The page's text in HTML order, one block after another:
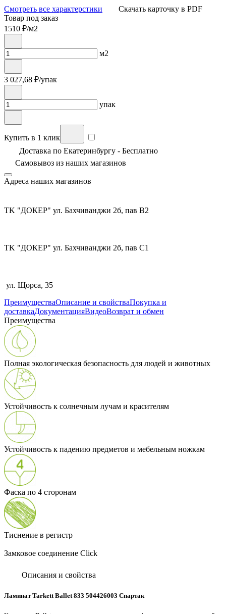
Смотреть все характерстики
Скачать карточку в PDF
Товар под заказ
1510 ₽/м2
м2
3 027,68 ₽/упак
упак
Купить в 1 клик
Доставка по Екатеринбургу - Бесплатно
Самовывоз из наших магазинов
Адреса наших магазинов
TK "ДОКЕР" ул. Бахчиванджи 2б, пав В2
TK "ДОКЕР" ул. Бахчиванджи 2б, пав С1
ул. Щорса, 35
ПреимуществаОписание и свойстваПокупка и
доставкаДокументацияВидеоВозврат и обмен
Преимущества
Полная экологическая безопасность для людей и животных
Устойчивость к солнечным лучам и красителям
Устойчивость к падению предметов и мебельным ножкам
Фаска по 4 сторонам
Тиснение в регистр
Замковое соединение Click
Описания и свойства
Ламинат Tarkett Ballet 833 504426003 Спартак